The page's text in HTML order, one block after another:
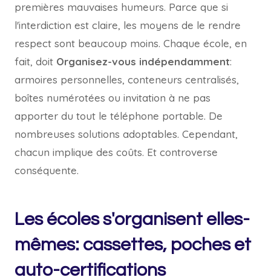
premières mauvaises humeurs. Parce que si
l'interdiction est claire, les moyens de le rendre
respect sont beaucoup moins. Chaque école, en
fait, doit Organisez-vous indépendamment:
armoires personnelles, conteneurs centralisés,
boîtes numérotées ou invitation à ne pas
apporter du tout le téléphone portable. De
nombreuses solutions adoptables. Cependant,
chacun implique des coûts. Et controverse
conséquente.
Les écoles s'organisent elles-
mêmes: cassettes, poches et
auto-certifications